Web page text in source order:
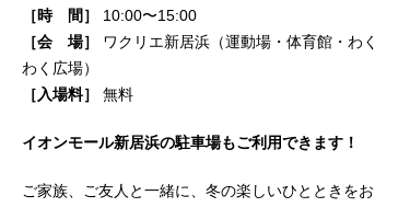
［時 間］
10:00〜15:00
［会 場］
ワクリエ新居浜（運動場・体育館・わく
わく広場）
［入場料］
無料
イオンモール新居浜の駐車場もご利用できます！
ご家族、ご友人と一緒に、冬の楽しいひとときをお